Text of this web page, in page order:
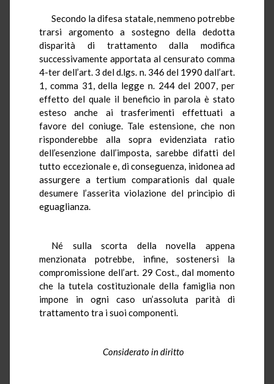
Secondo la difesa statale, nemmeno potrebbe
trarsi argomento a sostegno della dedotta
disparità di trattamento dalla modifica
successivamente apportata al censurato comma
4-ter dell’art. 3 del d.lgs. n. 346 del 1990 dall’art.
1, comma 31, della legge n. 244 del 2007, per
effetto del quale il beneficio in parola è stato
esteso anche ai trasferimenti effettuati a
favore del coniuge. Tale estensione, che non
risponderebbe alla sopra evidenziata ratio
dell’esenzione dall’imposta, sarebbe difatti del
tutto eccezionale e, di conseguenza, inidonea ad
assurgere a tertium comparationis dal quale
desumere l’asserita violazione del principio di
eguaglianza.
Né sulla scorta della novella appena
menzionata potrebbe, infine, sostenersi la
compromissione dell’art. 29 Cost., dal momento
che la tutela costituzionale della famiglia non
impone in ogni caso un’assoluta parità di
trattamento tra i suoi componenti.
Considerato in diritto